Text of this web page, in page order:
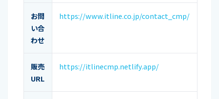
お問
い合
わせ
https://www.itline.co.jp/contact_cmp/
販売
URL
https://itlinecmp.netlify.app/